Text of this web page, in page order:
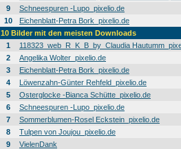
9
Schneespuren -Lupo_pixelio.de
10
Eichenblatt-Petra Bork_pixelio.de
10 Bilder mit den meisten Downloads
1
118323_web_R_K_B_by_Claudia
2
Angelika Wolter_pixelio.de
3
Eichenblatt-Petra Bork_pixelio.de
4
Löwenzahn-Günter Rehfeld_pixelio.de
5
Osterglocke -Bianca Schütte_pixelio.de
6
Schneespuren -Lupo_pixelio.de
7
Sommerblumen-Rosel Eckstein_pixelio.de
8
Tulpen von Joujou_pixelio.de
9
VielenDank